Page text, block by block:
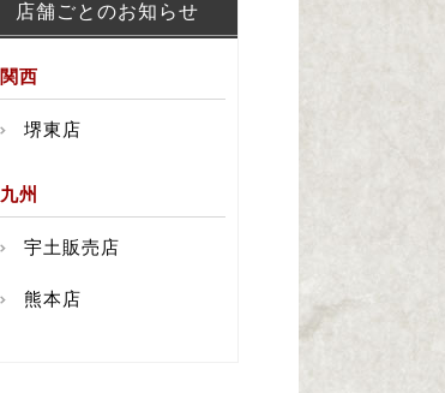
店舗ごとのお知らせ
関西
堺東店
九州
宇土販売店
熊本店